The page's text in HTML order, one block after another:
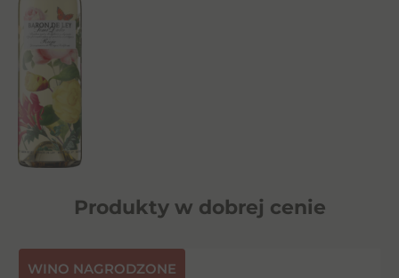
Produkty w dobrej cenie
⁠WINO NAGRODZONE